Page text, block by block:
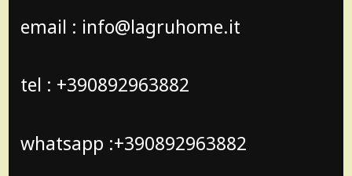
email : info@lagruhome.it
tel : +390892963882
whatsapp :+390892963882